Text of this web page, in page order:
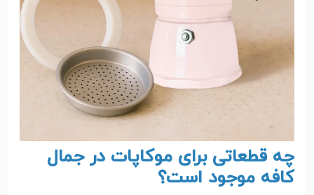
چه قطعاتی برای موکاپات در جمال
کافه موجود است؟